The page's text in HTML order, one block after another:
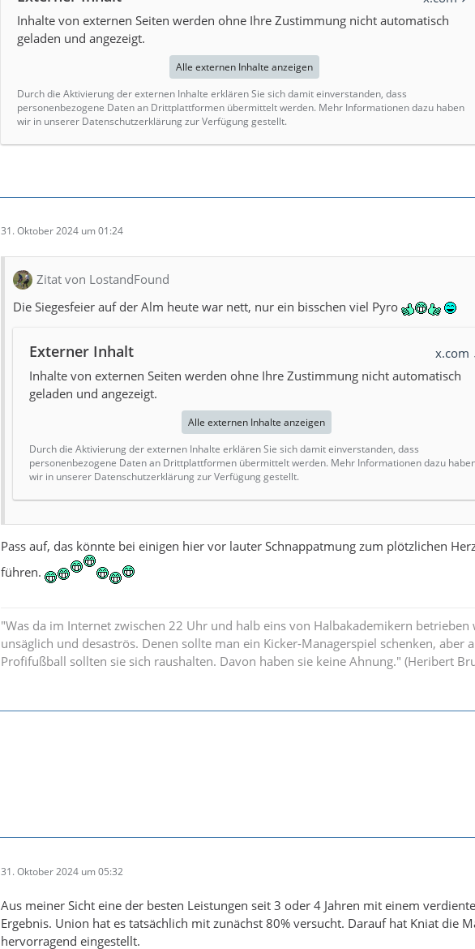
Inhalte von externen Seiten werden ohne Ihre Zustimmung nicht automatisch
geladen und angezeigt.
Alle externen Inhalte anzeigen
Durch die Aktivierung der externen Inhalte erklären Sie sich damit einverstanden, dass
personenbezogene Daten an Drittplattformen übermittelt werden. Mehr Informationen dazu haben
wir in unserer Datenschutzerklärung zur Verfügung gestellt.
31. Oktober 2024 um 01:24
Zitat von LostandFound
Die Siegesfeier auf der Alm heute war nett, nur ein bisschen viel Pyro
Externer Inhalt
x.com
Inhalte von externen Seiten werden ohne Ihre Zustimmung nicht automatisch
geladen und angezeigt.
Alle externen Inhalte anzeigen
Durch die Aktivierung der externen Inhalte erklären Sie sich damit einverstanden, dass
personenbezogene Daten an Drittplattformen übermittelt werden. Mehr Informationen dazu
wir in unserer Datenschutzerklärung zur Verfügung gestellt.
Pass auf, das könnte bei einigen hier vor lauter Schnappatmung zum plötzlichen
führen.
"Was da im Internet zwischen 22 Uhr und halb eins von Halbakademikern betrieben
unsäglich und desaströs. Denen sollte man ein Kicker-Managerspiel schenken, aber
Profifußball sollten sie sich raushalten. Davon haben sie keine Ahnung." (Heribert
31. Oktober 2024 um 05:32
Aus meiner Sicht eine der besten Leistungen seit 3 oder 4 Jahren mit einem
Ergebnis. Union hat es tatsächlich mit zunächst 80% versucht. Darauf hat Kniat die
hervorragend eingestellt.